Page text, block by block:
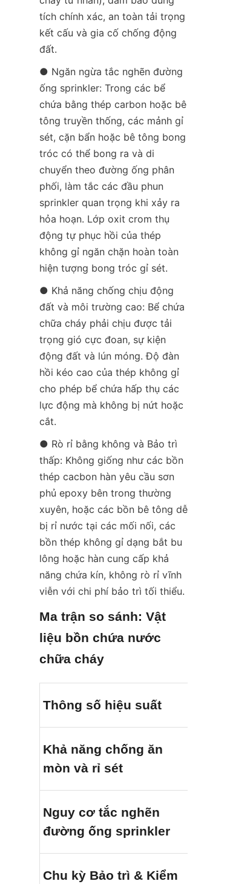
tích chính xác, an toàn tải trọng
kết cấu và gia cố chống động
đất.
● Ngăn ngừa tắc nghẽn đường
ống sprinkler: Trong các bể
chứa bằng thép carbon hoặc bê
tông truyền thống, các mảnh gỉ
sét, cặn bẩn hoặc bê tông bong
tróc có thể bong ra và di
chuyển theo đường ống phân
phối, làm tắc các đầu phun
sprinkler quan trọng khi xảy ra
hỏa hoạn. Lớp oxit crom thụ
động tự phục hồi của thép
không gỉ ngăn chặn hoàn toàn
hiện tượng bong tróc gỉ sét.
● Khả năng chống chịu động
đất và môi trường cao: Bể chứa
chữa cháy phải chịu được tải
trọng gió cực đoan, sự kiện
động đất và lún móng. Độ đàn
hồi kéo cao của thép không gỉ
cho phép bể chứa hấp thụ các
lực động mà không bị nứt hoặc
cắt.
● Rò rỉ bằng không và Bảo trì
thấp: Không giống như các bồn
thép cacbon hàn yêu cầu sơn
phủ epoxy bên trong thường
xuyên, hoặc các bồn bê tông dễ
bị rỉ nước tại các mối nối, các
bồn thép không gỉ dạng bắt bu
lông hoặc hàn cung cấp khả
năng chứa kín, không rò rỉ vĩnh
viễn với chi phí bảo trì tối thiểu.
Ma trận so sánh: Vật
liệu bồn chứa nước
chữa cháy
Thông số hiệu suất
Khả năng chống ăn
mòn và rỉ sét
Nguy cơ tắc nghẽn
đường ống sprinkler
Chu kỳ Bảo trì & Kiểm